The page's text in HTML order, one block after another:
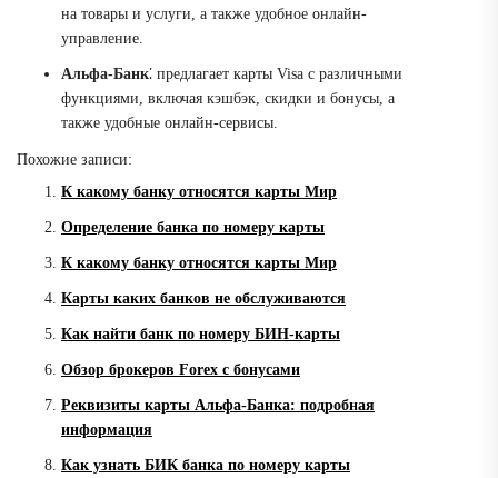
на товары и услуги, а также удобное онлайн-
управление.
Альфа-Банк⁚ предлагает карты Visa с различными
функциями, включая кэшбэк, скидки и бонусы, а
также удобные онлайн-сервисы.
Похожие записи:
К какому банку относятся карты Мир
Определение банка по номеру карты
К какому банку относятся карты Мир
Карты каких банков не обслуживаются
Как найти банк по номеру БИН-карты
Обзор брокеров Forex с бонусами
Реквизиты карты Альфа-Банка: подробная
информация
Как узнать БИК банка по номеру карты